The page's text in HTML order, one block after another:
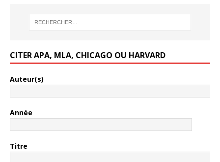
CITER APA, MLA, CHICAGO OU HARVARD
Auteur(s)
Année
Titre